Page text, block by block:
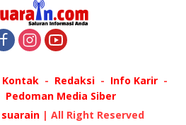
Kontak Redaksi
Info Karir
Pedoman Media Siber
suarain| All Right Reserved